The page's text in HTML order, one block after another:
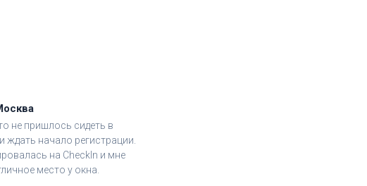
не пришлось сидеть в
ждать начало регистрации.
на CheckIn и мне
место у окна.